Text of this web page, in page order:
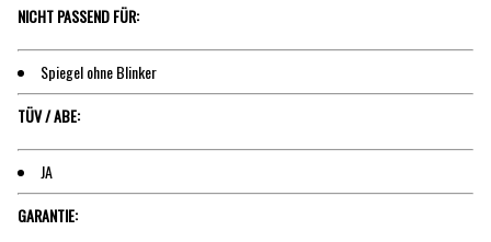
NICHT PASSEND FÜR:
Spiegel ohne Blinker
TÜV / ABE:
JA
GARANTIE: